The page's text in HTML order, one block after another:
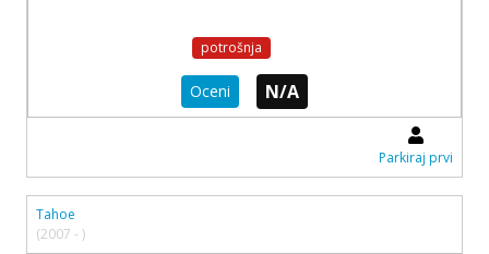
potrošnja
Oceni N/A
Parkiraj prvi
Tahoe
(2007 - )